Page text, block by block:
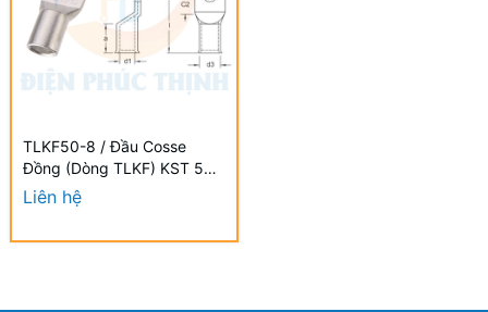
TLKF50-8 / Đầu Cosse
Đồng (Dòng TLKF) KST 50
mm - NON-INSULATED
COPPER TUBULAR LUGS
Liên hệ